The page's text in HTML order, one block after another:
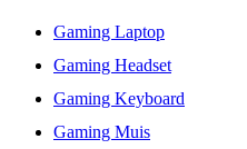
Gaming Laptop
Gaming Headset
Gaming Keyboard
Gaming Muis